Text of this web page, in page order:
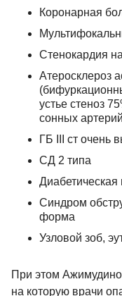
Коронарная
Стенокардия
Атеросклероз
устье стеноз
сонных
ГБ III ст очень
СД 2 типа
Синдром
форма
Узловой зоб,
При этом
на которую врачи